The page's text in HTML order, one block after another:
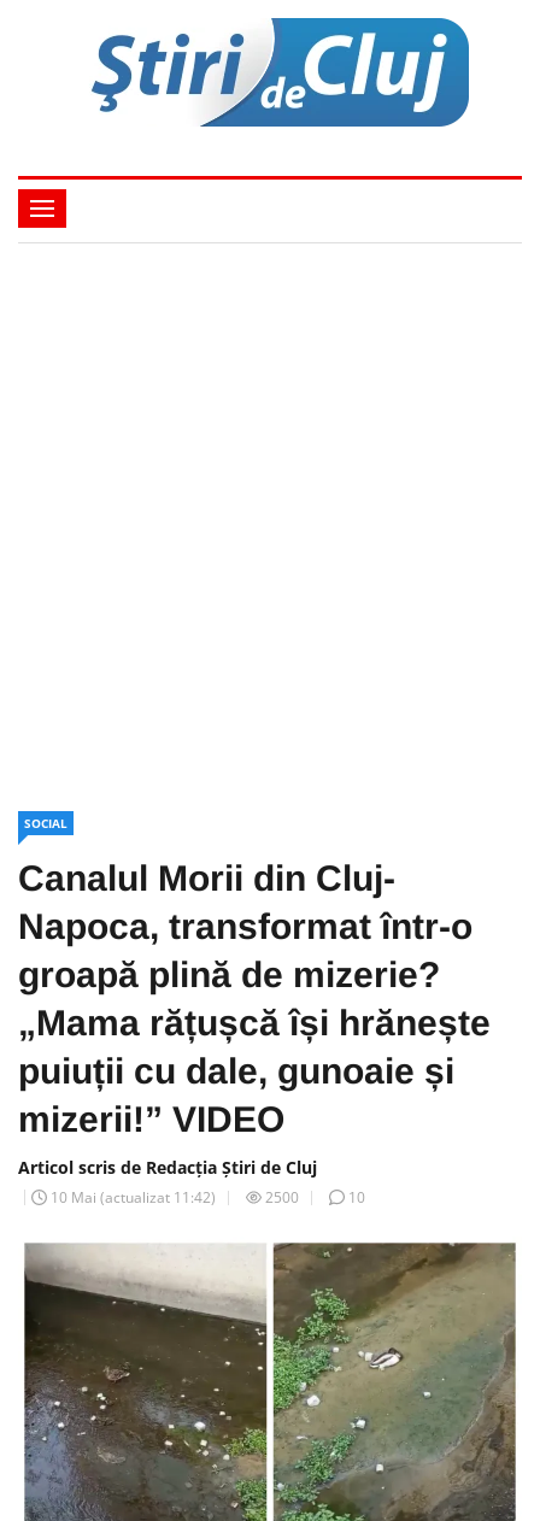
SOCIAL
Canalul Morii din Cluj-
Napoca, transformat într-o
groapă plină de mizerie?
„Mama rățușcă își hrănește
puiuții cu dale, gunoaie și
mizerii!” VIDEO
Articol scris de Redacția Știri de Cluj
10 Mai (actualizat 11:42) 2500 10